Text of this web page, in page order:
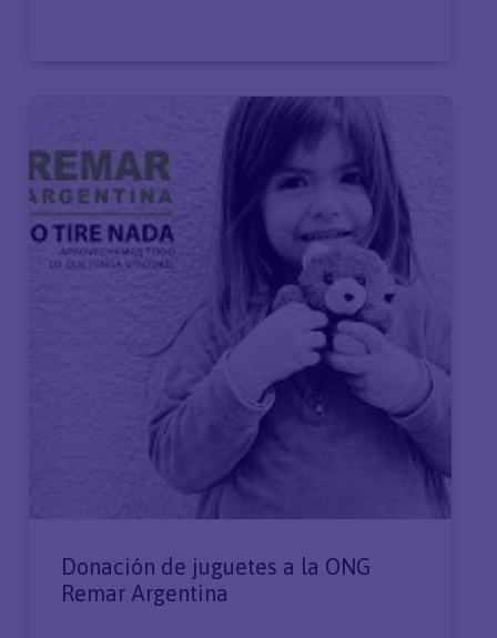
Donación de juguetes a la ONG
Remar Argentina